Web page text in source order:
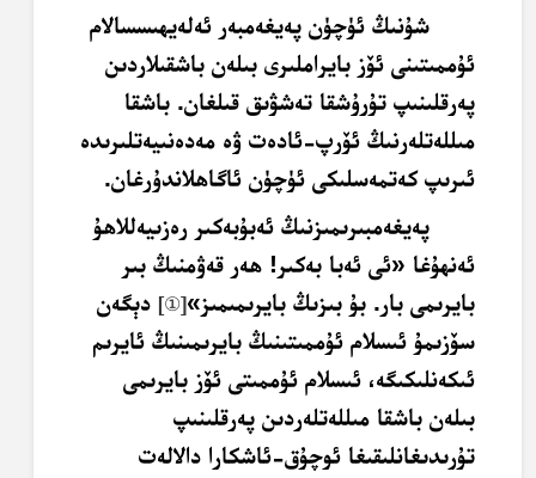
شۇنىڭ ئۈچۈن پەيغەمبەر ئەلەيھىسسالام
ئۇممىتىنى ئۆز بايراملىرى بىلەن باشقىلاردىن
پەرقلىنىپ تۇرۇشقا تەشۋىق قىلغان. باشقا
مىللەتلەرنىڭ ئۆرپ-ئادەت ۋە مەدەنىيەتلىرىدە
ئىرىپ كەتمەسلىكى ئۈچۈن ئاگاھلاندۇرغان.
پەيغەمبىرىمىزنىڭ ئەبۇبەكىر رەزىيەللاھۇ
ئەنھۇغا «ئى ئەبا بەكىر! ھەر قەۋمنىڭ بىر
بايرىمى بار. بۇ بىزىڭ بايرىمىمىز»
[①]
دېگەن
سۆزىمۇ ئىسلام ئۇممىتىنىڭ بايرىمىنىڭ ئايرىم
ئىكەنلىكىگە، ئىسلام ئۇممىتى ئۆز بايرىمى
بىلەن باشقا مىللەتلەردىن پەرقلىنىپ
تۇرىدىغانلىقىغا ئوچۇق-ئاشكارا دالالەت